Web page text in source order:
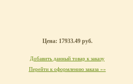
Цена: 17933.49 руб.
Добавить данный товар к заказу
Перейти к оформлению заказа »»